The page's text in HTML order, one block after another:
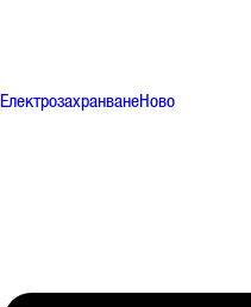
ЕлектрозахранванеНово